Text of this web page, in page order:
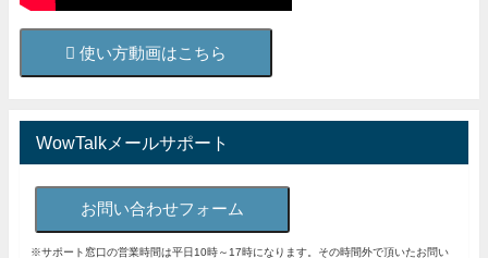
使い方動画はこちら
WowTalkメールサポート
お問い合わせフォーム
※サポート窓口の営業時間は平日10時～17時になります。その時間外で頂いたお問い